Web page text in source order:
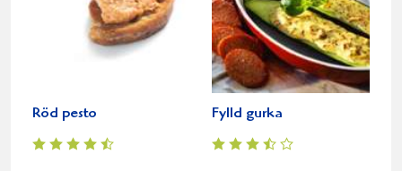
Röd pesto Fylld gurka